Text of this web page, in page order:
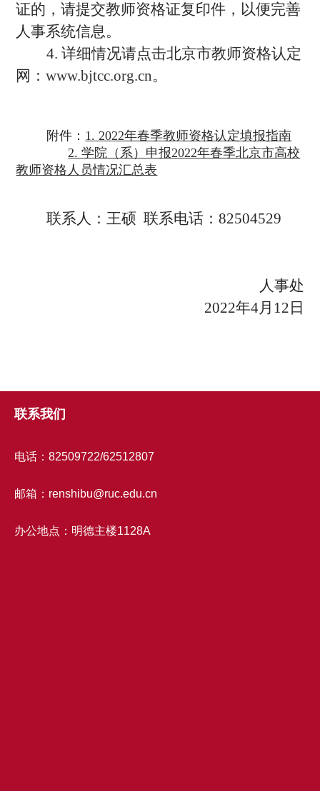
证的，请提交教师资格证复印件，以便完善
人事系统信息。
4. 详细情况请点击北京市教师资格认定
网：www.bjtcc.org.cn。
附件： 1. 2022年春季教师资格认定填报指南
2. 学院（系）申报2022年春季北京市高校
教师资格人员情况汇总表
联系人：王硕 联系电话：82504529
人事处
2022年4月12日
联系我们
电话：82509722/62512807
邮箱：renshibu@ruc.edu.cn
办公地点：明德主楼1128A